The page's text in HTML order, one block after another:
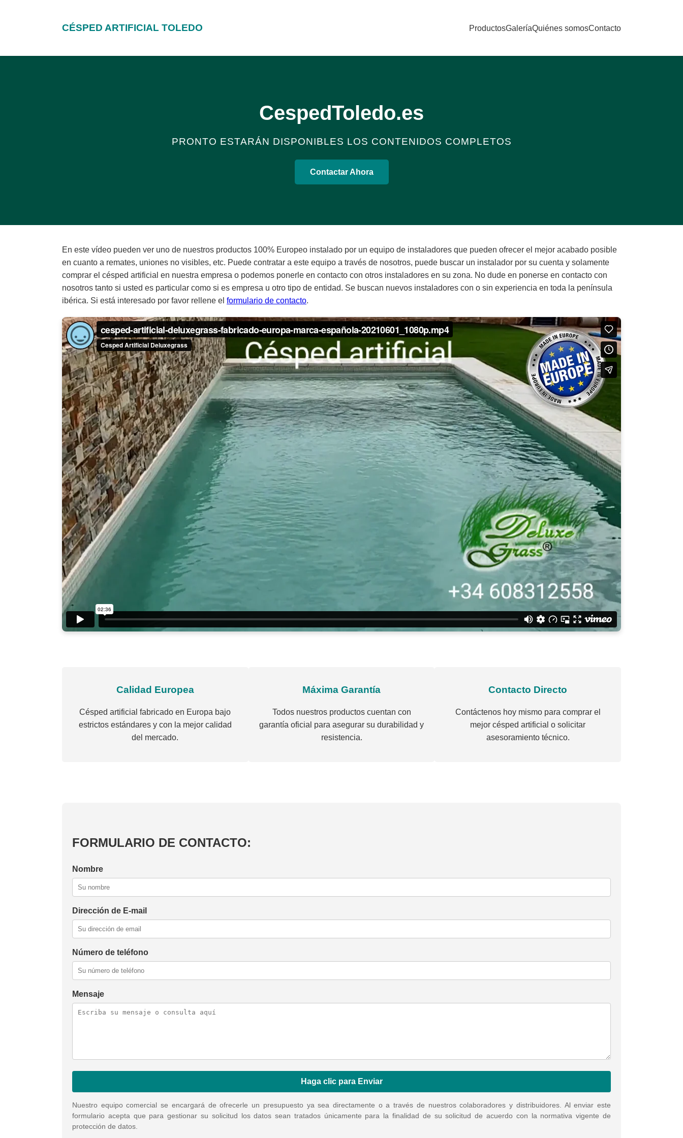
CÉSPED ARTIFICIAL TOLEDO ProductosGaleríaQuiénes somosContacto
CespedToledo.es
PRONTO ESTARÁN DISPONIBLES LOS CONTENIDOS COMPLETOS
Contactar Ahora
En este vídeo pueden ver uno de nuestros productos 100% Europeo instalado por un equipo de instaladores que pueden ofrecer el mejor acabado posible
en cuanto a remates, uniones no visibles, etc. Puede contratar a este equipo a través de nosotros, puede buscar un instalador por su cuenta y solamente
comprar el césped artificial en nuestra empresa o podemos ponerle en contacto con otros instaladores en su zona. No dude en ponerse en contacto con
nosotros tanto si usted es particular como si es empresa u otro tipo de entidad. Se buscan nuevos instaladores con o sin experiencia en toda la península
ibérica. Si está interesado por favor rellene el formulario de contacto.
Calidad Europea
Césped artificial fabricado en Europa bajo
estrictos estándares y con la mejor calidad
del mercado.
Máxima Garantía
Todos nuestros productos cuentan con
garantía oficial para asegurar su durabilidad y
resistencia.
Contacto Directo
Contáctenos hoy mismo para comprar el
mejor césped artificial o solicitar
asesoramiento técnico.
FORMULARIO DE CONTACTO:
Nombre
Dirección de E-mail
Número de teléfono
Mensaje
Haga clic para Enviar
Nuestro equipo comercial se encargará de ofrecerle un presupuesto ya sea directamente o a través de nuestros colaboradores y distribuidores. Al enviar este
formulario acepta que para gestionar su solicitud los datos sean tratados únicamente para la finalidad de su solicitud de acuerdo con la normativa vigente de
protección de datos.